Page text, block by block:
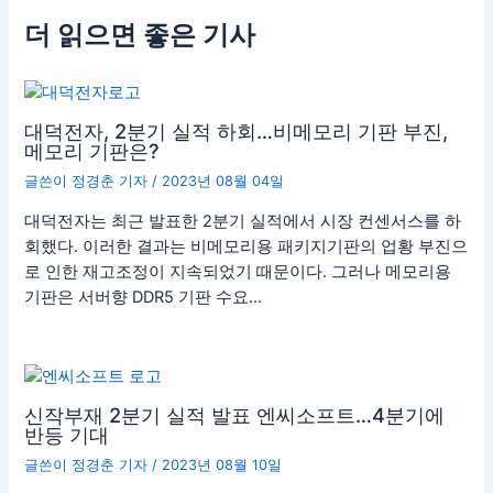
더 읽으면 좋은 기사
대덕전자, 2분기 실적 하회…비메모리 기판 부진,
메모리 기판은?
글쓴이 정경춘 기자/ 2023년 08월 04일
대덕전자는 최근 발표한 2분기 실적에서 시장 컨센서스를 하
회했다. 이러한 결과는 비메모리용 패키지기판의 업황 부진으
로 인한 재고조정이 지속되었기 때문이다. 그러나 메모리용
기판은 서버향 DDR5 기판 수요…
신작부재 2분기 실적 발표 엔씨소프트…4분기에
반등 기대
글쓴이 정경춘 기자/ 2023년 08월 10일